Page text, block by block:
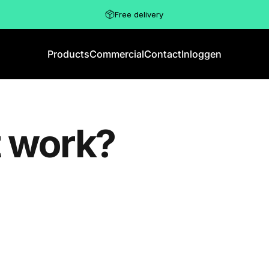
Free delivery
Products
Products
Commercial
Commercial
Contact
Contact
Inloggen
Inloggen
work?